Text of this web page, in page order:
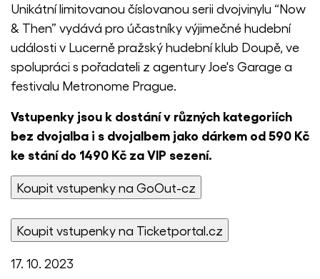
Unikátní limitovanou číslovanou serii dvojvinylu “Now
& Then” vydává pro účastníky výjimečné hudební
události v Lucerně pražský hudební klub Doupě, ve
spolupráci s pořadateli z agentury Joe's Garage a
festivalu Metronome Prague.
Vstupenky jsou k dostání v různých kategoriích
bez dvojalba i s dvojalbem jako dárkem od 590 Kč
ke stání do 1490 Kč za VIP sezení.
17. 10. 2023